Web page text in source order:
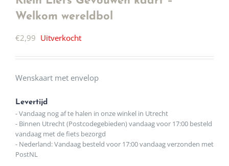
Welkom wereldbol
€2,99 Uitverkocht
Wenskaart met envelop
Levertijd
- Vandaag nog af te halen in onze winkel in Utrecht
- Binnen Utrecht (Postcodegebieden) vandaag voor 17:00 besteld
vandaag met de fiets bezorgd
- Nederland: Vandaag besteld voor 17:00 vandaag verzonden met
PostNL